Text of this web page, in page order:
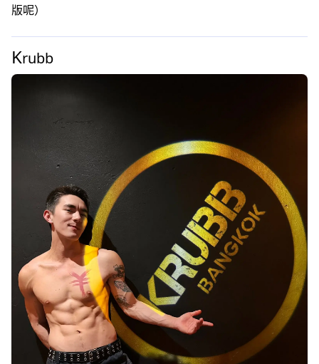
版呢）
Krubb